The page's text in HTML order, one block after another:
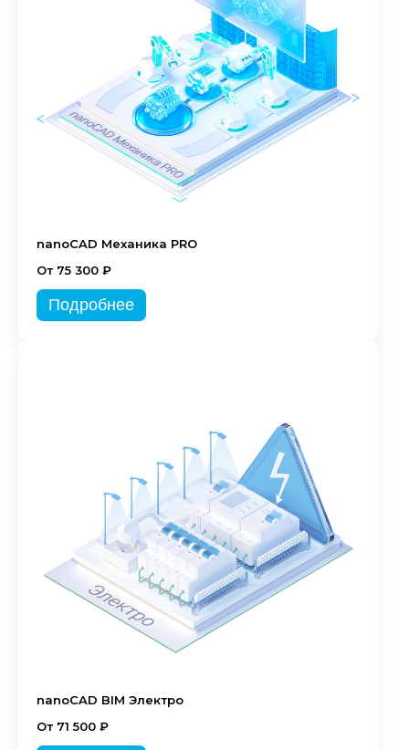
nanoCAD Механика PRO
От 75 300 ₽
Подробнее
nanoCAD BIM Электро
От 71 500 ₽